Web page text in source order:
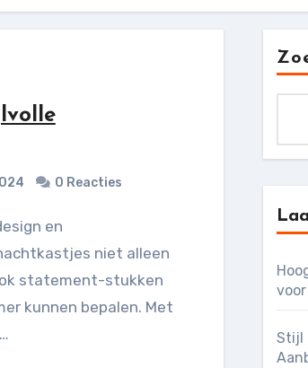
0 Reacties
niet alleen
statement-stukken
kunnen bepalen. Met
Stijl